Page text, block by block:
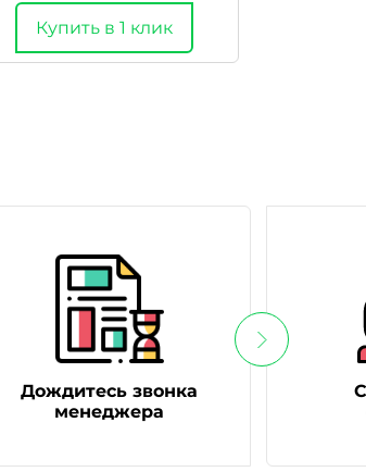
Купить в 1 клик
Дождитесь звонка
менеджера